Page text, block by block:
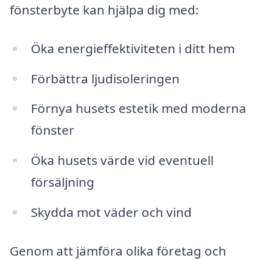
fönsterbyte kan hjälpa dig med:
Öka energieffektiviteten i ditt hem
Förbättra ljudisoleringen
Förnya husets estetik med moderna
fönster
Öka husets värde vid eventuell
försäljning
Skydda mot väder och vind
Genom att jämföra olika företag och